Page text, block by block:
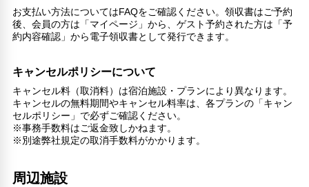
お支払い方法についてはFAQをご確認ください。領収書はご予約
後、会員の方は「マイページ」から、ゲスト予約された方は「予
約内容確認」から電子領収書として発行できます。
キャンセルポリシーについて
キャンセル料（取消料）は宿泊施設・プランにより異なります。
キャンセルの無料期間やキャンセル料率は、各プランの「キャン
セルポリシー」で必ずご確認ください。
※事務手数料はご返金致しかねます。
※別途弊社規定の取消手数料がかかります。
周辺施設